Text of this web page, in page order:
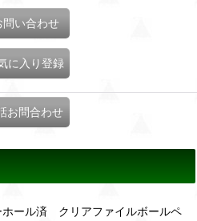
問い合わせ
に入り登録
お問合わせ
ール済 クリアファイルボールペ